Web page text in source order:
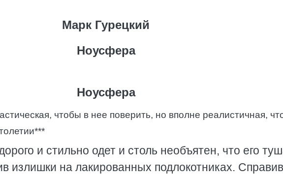
Марк Гурецкий
Ноусфера
Ноусфера
чтобы в нее поверить, но вполне реалистичная,
и стильно одет и столь необъятен, что его
излишки на лакированных подлокотниках.